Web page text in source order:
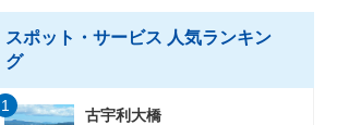
スポット・サービス 人気ランキン
グ
古宇利大橋
1